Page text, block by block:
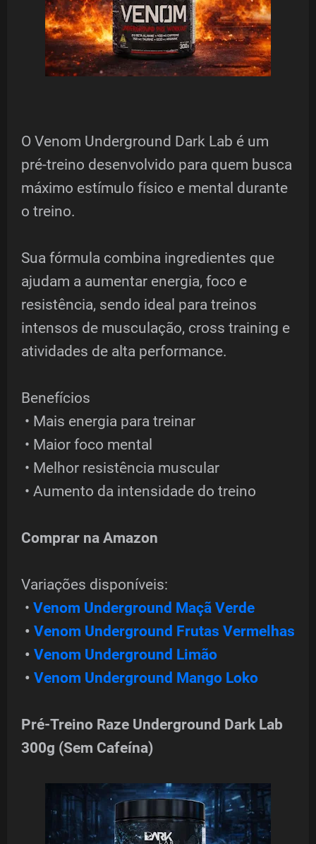
O Venom Underground Dark Lab é um
pré-treino desenvolvido para quem busca
máximo estímulo físico e mental durante
o treino.
Sua fórmula combina ingredientes que
ajudam a aumentar energia, foco e
resistência, sendo ideal para treinos
intensos de musculação, cross training e
atividades de alta performance.
Benefícios
• Mais energia para treinar
• Maior foco mental
• Melhor resistência muscular
• Aumento da intensidade do treino
Comprar na Amazon
Variações disponíveis:
• Venom Underground Maçã Verde
• Venom Underground Frutas Vermelhas
• Venom Underground Limão
• Venom Underground Mango Loko
Pré-Treino Raze Underground Dark Lab
300g (Sem Cafeína)